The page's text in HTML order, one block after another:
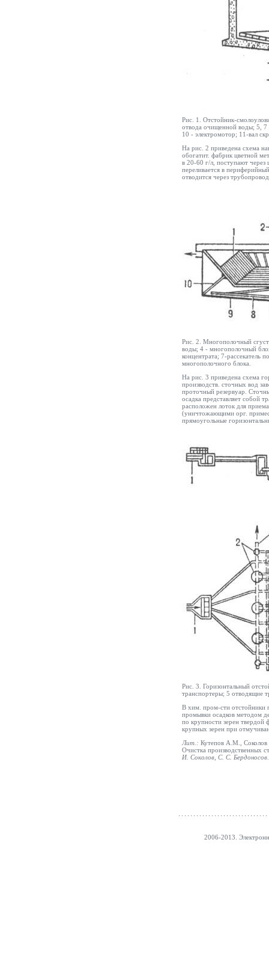
Рис. 1. Отстойник-
отвода очищенной воды; 5, 7
10 - электромотор; 11-вал
На рис. 2 приведена схема
обогатит. фабрик цветной
в 20-60 г/л, поступают через
переливается в
отводится через
Рис. 2. Многополочный
воды; 4 - многополочный
концентрата; 7-рассекатель
многополочного блока.
На рис. 3 приведена схема
производств. сточных вод
проточный резервуар.
осадка представляет собой
расположен лоток для
(уничтожающими орг.
прямоугольные
Рис. 3. Горизонтальный
транспортеры; 5 отводящие
В хим. пром-сти отстойники
промывки осадков методом
по крупности зерен твердой
крупных зерен при
Лит.: Кутепов A.M.,
Очистка
И. Соколов , С. С. Бердоносов
2006-2013.